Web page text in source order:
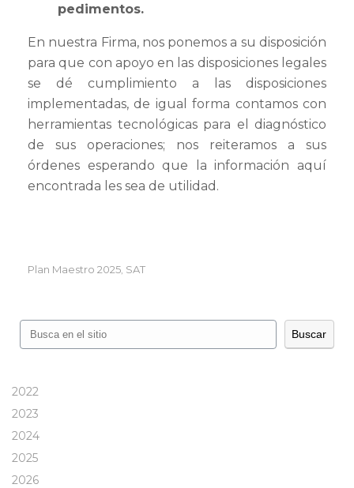
pedimentos.
En nuestra Firma, nos ponemos a su disposición
para que con apoyo en las disposiciones legales
se dé cumplimiento a las disposiciones
implementadas, de igual forma contamos con
herramientas tecnológicas para el diagnóstico
de sus operaciones; nos reiteramos a sus
órdenes esperando que la información aquí
encontrada les sea de utilidad.
Plan Maestro 2025 SAT
Buscar Buscar
2022
2023
2024
2025
2026